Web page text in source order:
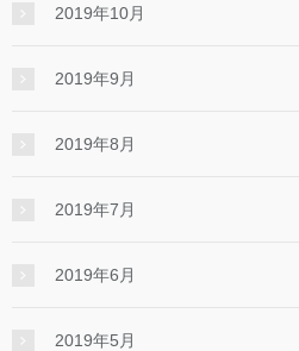
2019年10月
2019年9月
2019年8月
2019年7月
2019年6月
2019年5月